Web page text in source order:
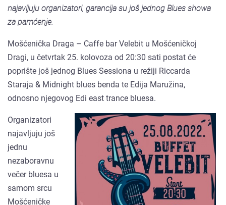
najavljuju organizatori, garancija su još jednog Blues showa
za pamćenje.
Mošćenička Draga – Caffe bar Velebit u Mošćeničkoj
Dragi, u četvrtak 25. kolovoza od 20:30 sati postat će
poprište još jednog Blues Sessiona u režiji Riccarda
Staraja & Midnight blues benda te Edija Maružina,
odnosno njegovog Edi east trance bluesa.
Organizatori
najavljuju još
jednu
nezaboravnu
večer bluesa u
samom srcu
Mošćeničke